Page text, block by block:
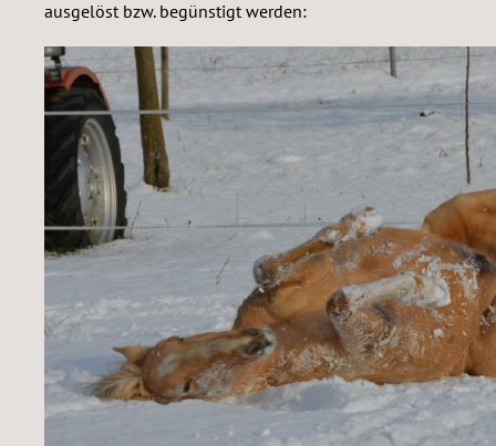
ausgelöst bzw. begünstigt werden: